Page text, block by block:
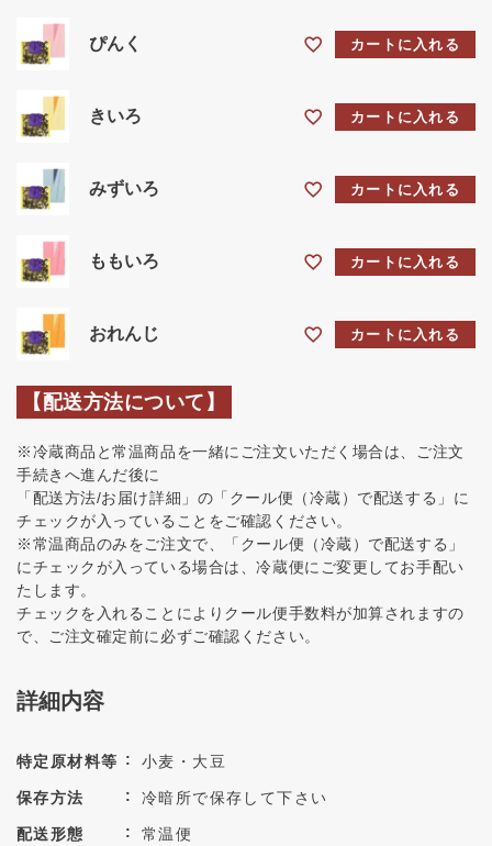
ぴんく カートに入れる
きいろ カートに入れる
みずいろ カートに入れる
ももいろ カートに入れる
おれんじ カートに入れる
【配送方法について】
※冷蔵商品と常温商品を一緒にご注文いただく場合は、ご注文
手続きへ進んだ後に
「配送方法/お届け詳細」の「クール便（冷蔵）で配送する」に
チェックが入っていることをご確認ください。
※常温商品のみをご注文で、「クール便（冷蔵）で配送する」
にチェックが入っている場合は、冷蔵便にご変更してお手配い
たします。
チェックを入れることによりクール便手数料が加算されますの
で、ご注文確定前に必ずご確認ください。
詳細内容
特定原材料等 小麦・大豆
保存方法 冷暗所で保存して下さい
配送形態 常温便